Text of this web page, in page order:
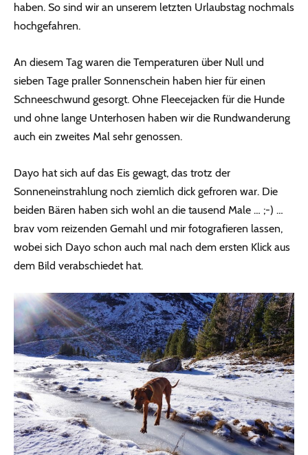
haben. So sind wir an unserem letzten Urlaubstag nochmals
hochgefahren.
An diesem Tag waren die Temperaturen über Null und
sieben Tage praller Sonnenschein haben hier für einen
Schneeschwund gesorgt. Ohne Fleecejacken für die Hunde
und ohne lange Unterhosen haben wir die Rundwanderung
auch ein zweites Mal sehr genossen.
Dayo hat sich auf das Eis gewagt, das trotz der
Sonneneinstrahlung noch ziemlich dick gefroren war. Die
beiden Bären haben sich wohl an die tausend Male … ;-) …
brav vom reizenden Gemahl und mir fotografieren lassen,
wobei sich Dayo schon auch mal nach dem ersten Klick aus
dem Bild verabschiedet hat.